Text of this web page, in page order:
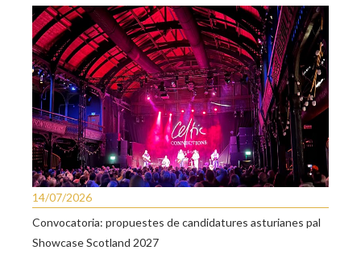
14/07/2026
Convocatoria: propuestes de candidatures asturianes pal
Showcase Scotland 2027